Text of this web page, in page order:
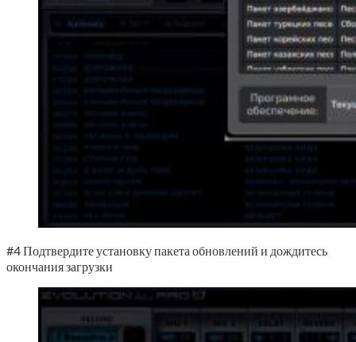
#4 Подтвердите установку пакета обновлений и дождитесь
окончания загрузки